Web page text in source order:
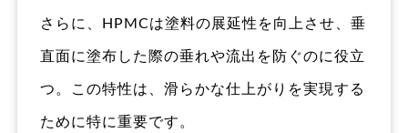
さらに、HPMCは塗料の展延性を向上させ、垂
直面に塗布した際の垂れや流出を防ぐのに役立
つ。この特性は、滑らかな仕上がりを実現する
ために特に重要です。